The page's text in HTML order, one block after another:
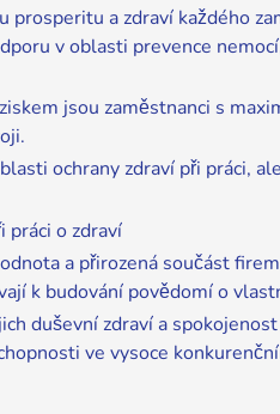
a zdraví každého
v oblasti prevence
jsou zaměstnanci s
ochrany zdraví při práci,
práci o zdraví
a přirozená součást
k budování povědomí o
duševní zdraví a
ve vysoce